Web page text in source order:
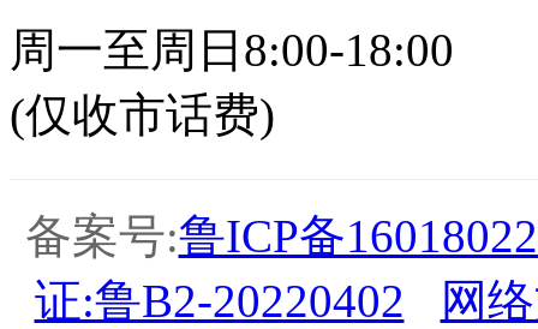
周一至周日8:00-18:00
(仅收市话费)
备案号:鲁ICP备
证:鲁B2-20220402
网